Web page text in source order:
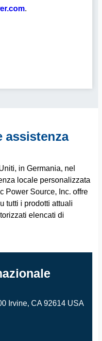
.
assistenza
in Germania, nel
locale personalizzata
Power Source, Inc. offre
tutti i prodotti attuali
elencati di
Irvine, CA 92614 USA